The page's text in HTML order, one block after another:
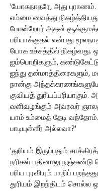
'யோகநாதரே, அது
எம்மை வைத்து
போன்றோர் அதன்
பரியாக்குதல் என்பது
யோக உச்சத்தில் நிகழ்வது.
ஐம்பொறிகளும்,
ஐந்து தன்மாத்திரைகளும்,
நான்கு
குவியத்
வளிவழங்கும் அவரவர்
யாம் உம்மைத் தேடி
பாடியுள்ளீர் அல்லவா?'
'துரியம் இருப்பதும்
நரிகள் பதினாலு
பரிய புரவியும் பாறிப் பறந்தது
துரியம் இறந்திடம்